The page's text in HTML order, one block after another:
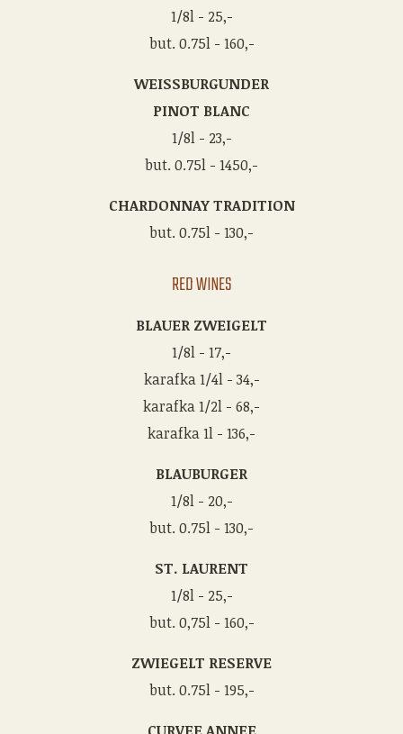
1/8l - 25,-
but. 0.75l - 160,-
WEISSBURGUNDER
PINOT BLANC
1/8l - 23,-
but. 0.75l - 1450,-
CHARDONNAY TRADITION
but. 0.75l - 130,-
RED WINES
BLAUER ZWEIGELT
1/8l - 17,-
karafka 1/4l - 34,-
karafka 1/2l - 68,-
karafka 1l - 136,-
BLAUBURGER
1/8l - 20,-
but. 0.75l - 130,-
ST. LAURENT
1/8l - 25,-
but. 0,75l - 160,-
ZWIEGELT RESERVE
but. 0.75l - 195,-